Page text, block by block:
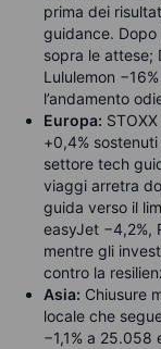
prima dei
guidance.
sopra le attese;
Lululemon
l’andamento
Europa:
+0,4%
settore tech
viaggi arretra
guida verso il
easyJet −4,2%,
mentre gli
contro la
Asia: Chiusure
locale che
−1,1% a 25.058